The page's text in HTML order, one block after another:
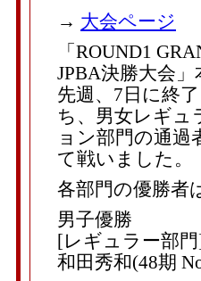
→ 大会ページ
「ROUND1
JPBA決勝大会
先週、7日に終
ち、男女レギュ
ョン部門の通
て戦いました。
各部門の優勝者
男子優勝
[レギュラー部
和田秀和(48期